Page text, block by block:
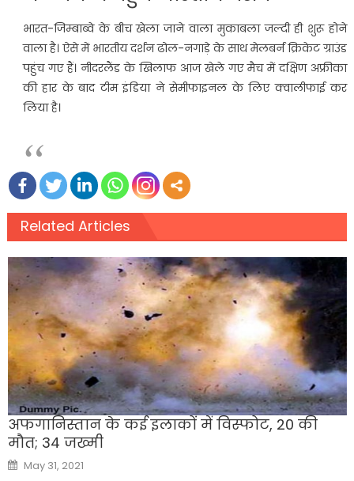
भारत-जिम्बाब्वे के बीच खेला जाने वाला मुकाबला जल्दी ही शुरू होने
वाला है। ऐसे में भारतीय दर्शन ढोल-नगाड़े के साथ मेलबर्न क्रिकेट ग्राउंड
पहुंच गए हैं। नीदरलैंड के खिलाफ आज खेले गए मैच में दक्षिण अफ्रीका
की हार के बाद टीम इंडिया ने सेमीफाइनल के लिए क्वालीफाई कर
लिया है।
Related Articles
अफगानिस्तान के कई इलाकों में विस्फोट, 20 की
मौत; 34 जख्मी
Posted
on
May 31, 2021